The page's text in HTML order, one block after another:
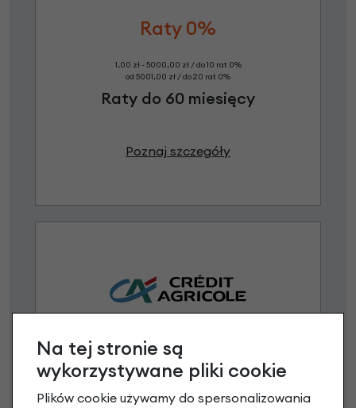
Raty 0%
1,00 zł - 5000,00 zł / do 10 rat 0%
od 5001,00 zł / do 20 rat 0%
Raty do 60 miesięcy
Poznaj szczegóły
Raty 0%
3 miesiące nie płacisz
Na tej stronie są
wykorzystywane pliki cookie
Plików cookie używamy do spersonalizowania